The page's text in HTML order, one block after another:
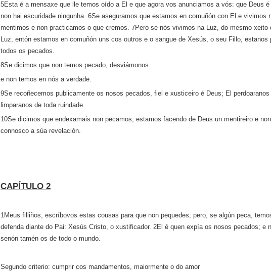
5Esta é a mensaxe que lle temos oído a El e que agora vos anunciamos a vós: que Deus é
non hai escuridade ningunha. 6Se aseguramos que estamos en comuñón con El e vivimos
mentimos e non practicamos o que cremos. 7Pero se nós vivimos na Luz, do mesmo xeito
Luz, entón estamos en comuñón uns cos outros e o sangue de Xesús, o seu Fillo, estanos
todos os pecados.
8Se dicimos que non temos pecado, desviámonos
e non temos en nós a verdade.
9Se recoñecemos publicamente os nosos pecados, fiel e xusticeiro é Deus; El
limparanos de toda ruindade.
10Se dicimos que endexamais non pecamos, estamos facendo de Deus un mentireiro e
connosco a súa revelación.
CAPÍTULO 2
1Meus filliños, escríbovos estas cousas para que non pequedes; pero, se algún peca,
defenda diante do Pai: Xesús Cristo, o xustificador. 2El é quen expía os nosos pecados; e
senón tamén os de todo o mundo.
Segundo criterio: cumprir cos mandamentos, maiormente o do amor